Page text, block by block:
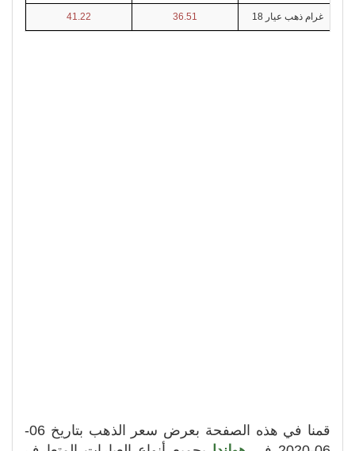
غرام ذهب عيار 18 36.51
41.22
قمنا في هذه الصفحة بعرض سعر الذهب بتاريخ 06-